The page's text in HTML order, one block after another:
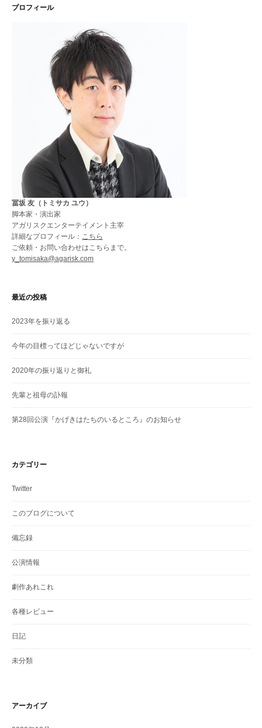
ー
プロフィール
冨坂 友（トミサカ ユウ）
脚本家・演出家
アガリスクエンターテイメント主宰
詳細なプロフィール： こちら
ご依頼・お問い合わせはこちらまで。
y_tomisaka@agarisk.com
最近の投稿
2023年を振り返る
今年の目標ってほどじゃないですが
2020年の振り返りと御礼
先輩と祖母の訃報
第28回公演『かげきはたちのいるところ』のお知らせ
カテゴリー
Twitter
このブログについて
備忘録
公演情報
劇作あれこれ
各種レビュー
日記
未分類
アーカイブ